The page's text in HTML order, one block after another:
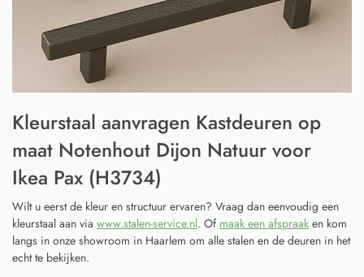
Kleurstaal aanvragen Kastdeuren op
maat Notenhout Dijon Natuur voor
Ikea Pax (H3734)
Wilt u eerst de kleur en structuur ervaren? Vraag dan eenvoudig een
kleurstaal aan via www.stalen-service.nl. Of maak een afspraak en kom
langs in onze showroom in Haarlem om alle stalen en de deuren in het
echt te bekijken.